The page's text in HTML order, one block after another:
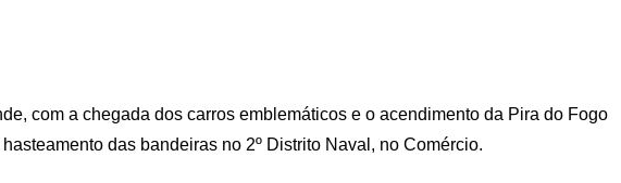
com a chegada dos carros emblemáticos e o acendimento da Pira do Fogo
das bandeiras no 2º Distrito Naval, no Comércio.